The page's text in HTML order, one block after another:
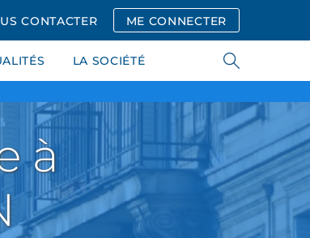
CONTACTER ME CONNECTER
LA SOCIÉTÉ
à